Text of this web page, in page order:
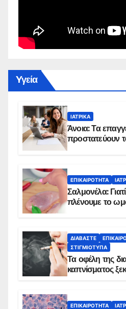
Yγεία
ΙΑΤΡΙΚΆ
Άνοια: Τα
προστατεύουν
ΕΠΙΚΑΙΡΌΤΗΤΑ
Σαλμονέλα:
πλένουμε το
ΔΙΑΒΆΣΤΕ
ΣΤΙΓΜΙΌΤΥΠΑ
Τα οφέλη της
καπνίσματος
ΕΠΙΚΑΙΡΌΤΗΤΑ